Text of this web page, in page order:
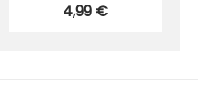
4,99 €